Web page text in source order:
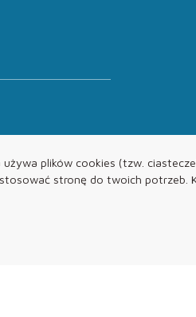
plików cookies (tzw.
stronę do twoich potrzeb.